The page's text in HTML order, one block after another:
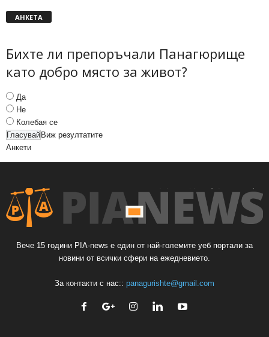
АНКЕТА
Бихте ли препоръчали Панагюрище
като добро място за живот?
Да
Не
Колебая се
Виж резултатите
Анкети
Вече 15 години PIA-news е един от най-големите уеб портали за
новини от всички сфери на ежедневието.
За контакти с нас:: panagurishte@gmail.com